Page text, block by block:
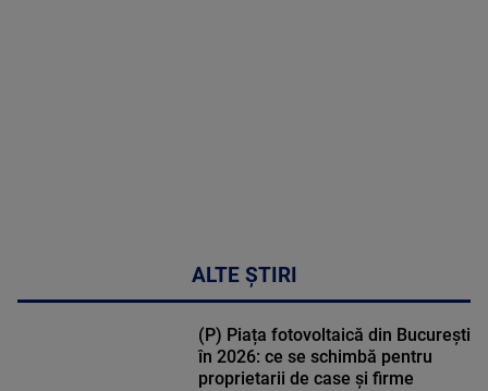
ALTE ȘTIRI
(P) Piața fotovoltaică din București
în 2026: ce se schimbă pentru
proprietarii de case și firme